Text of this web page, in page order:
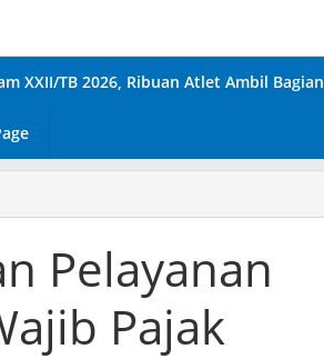
XXII/TB 2026, Ribuan Atlet Ambil Bagian
Pelayanan
Pajak